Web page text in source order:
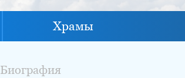
Храмы
Биография